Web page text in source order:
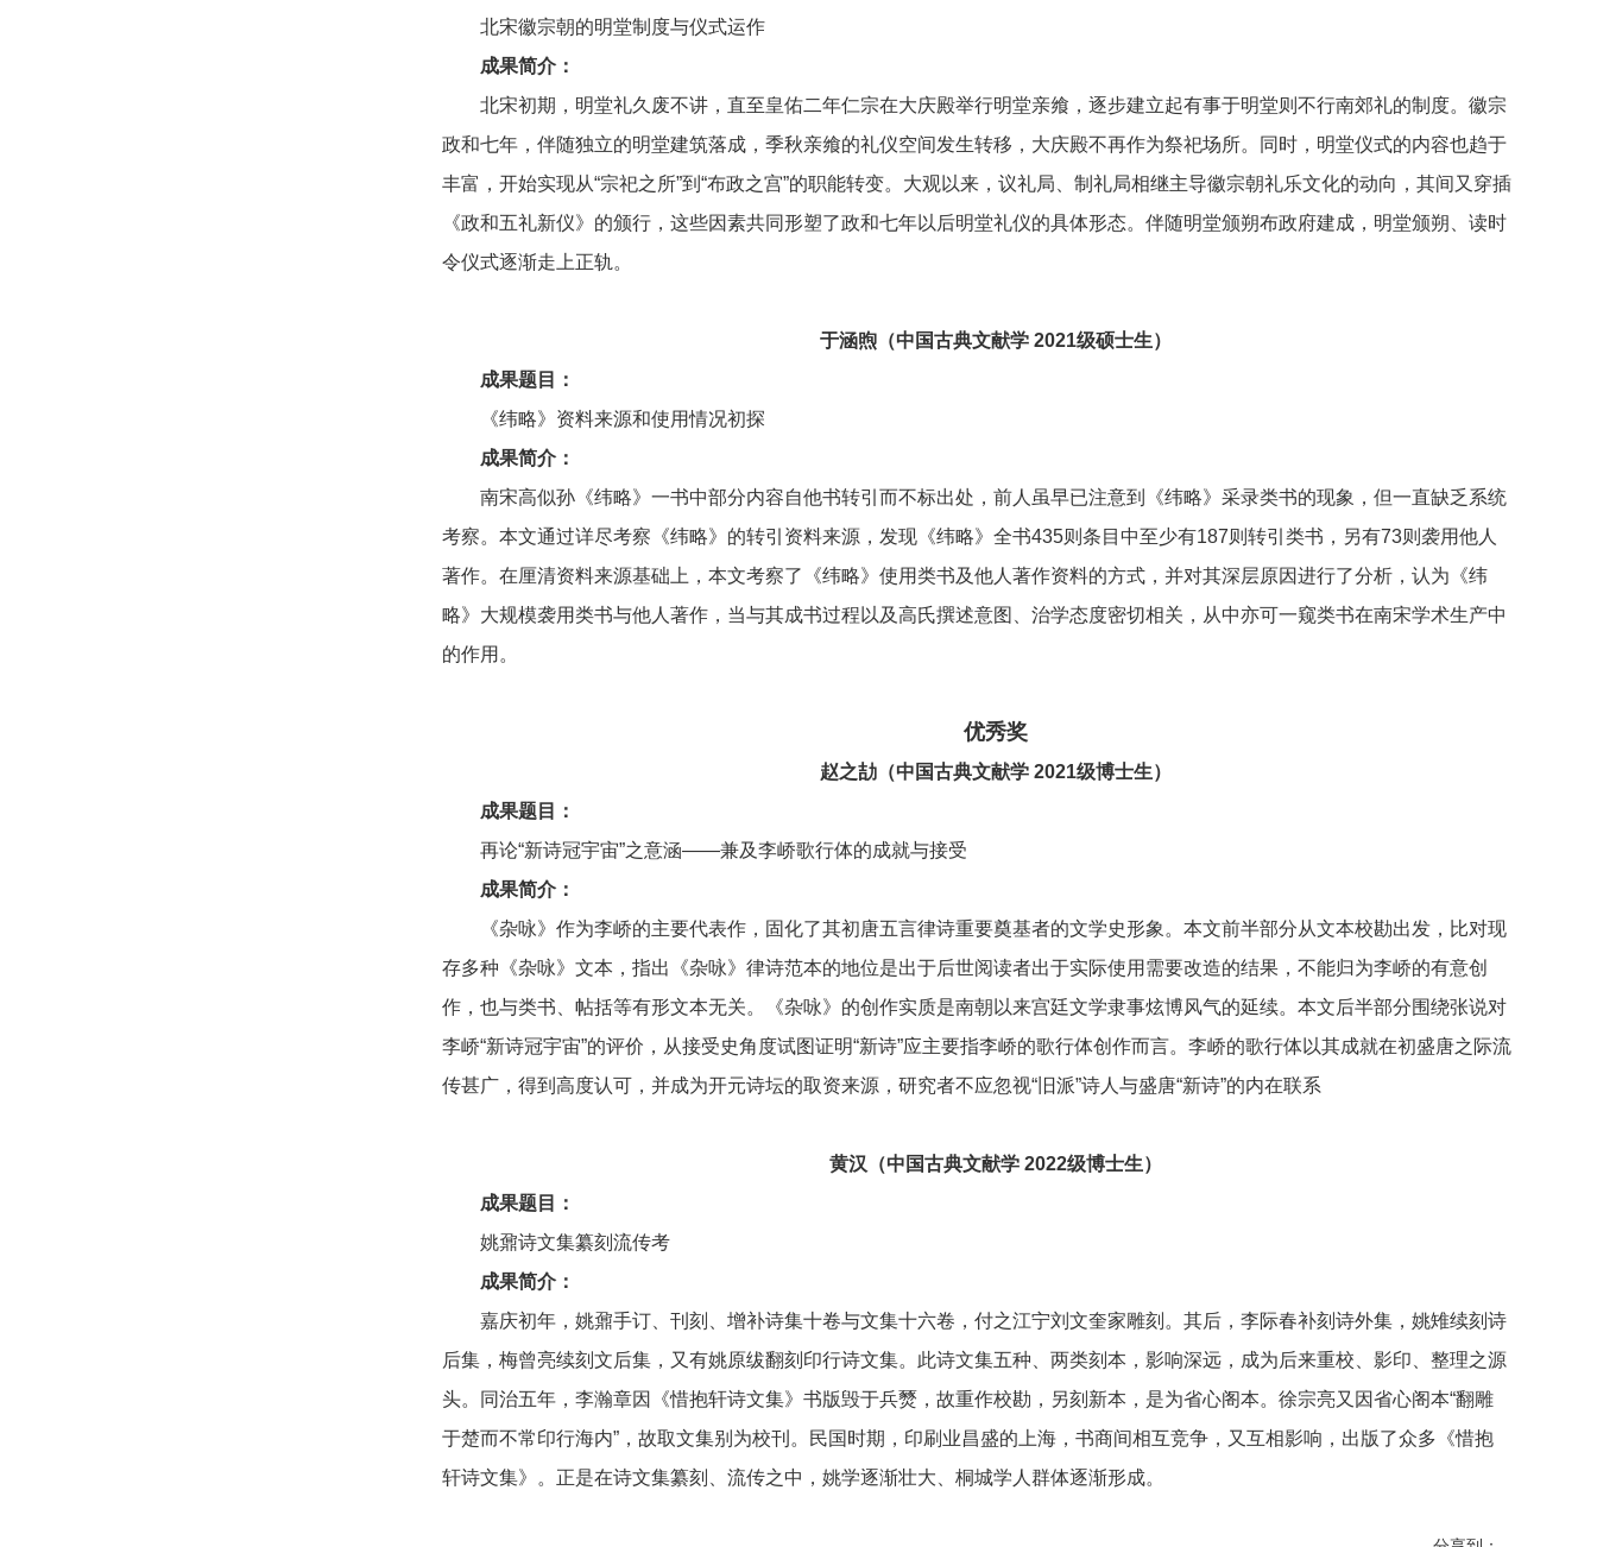
北宋徽宗朝的明堂制度与仪式运作
成果简介：
北宋初期，明堂礼久废不讲，直至皇佑二年仁宗在大庆殿举行明堂亲飨，逐步建立起有事于明堂则不行南郊礼的制度。徽宗
政和七年，伴随独立的明堂建筑落成，季秋亲飨的礼仪空间发生转移，大庆殿不再作为祭祀场所。同时，明堂仪式的内容也趋于
丰富，开始实现从“宗祀之所”到“布政之宫”的职能转变。大观以来，议礼局、制礼局相继主导徽宗朝礼乐文化的动向，其间又穿插
《政和五礼新仪》的颁行，这些因素共同形塑了政和七年以后明堂礼仪的具体形态。伴随明堂颁朔布政府建成，明堂颁朔、读时
令仪式逐渐走上正轨。
于涵煦 （中国古典文献学 2021级硕士生）
成果题目：
《纬略》资料来源和使用情况初探
成果简介：
南宋高似孙《纬略》一书中部分内容自他书转引而不标出处，前人虽早已注意到《纬略》采录类书的现象，但一直缺乏系统
考察。本文通过详尽考察《纬略》的转引资料来源，发现《纬略》全书435则条目中至少有187则转引类书，另有73则袭用他人
著作。在厘清资料来源基础上，本文考察了《纬略》使用类书及他人著作资料的方式，并对其深层原因进行了分析，认为《纬
略》大规模袭用类书与他人著作，当与其成书过程以及高氏撰述意图、治学态度密切相关，从中亦可一窥类书在南宋学术生产中
的作用。
优秀奖
赵之劼 （中国古典文献学 2021级博士生）
成果题目：
再论“新诗冠宇宙”之意涵——兼及李峤歌行体的成就与接受
成果简介：
《杂咏》作为李峤的主要代表作，固化了其初唐五言律诗重要奠基者的文学史形象。本文前半部分从文本校勘出发，比对现
存多种《杂咏》文本，指出《杂咏》律诗范本的地位是出于后世阅读者出于实际使用需要改造的结果，不能归为李峤的有意创
作，也与类书、帖括等有形文本无关。《杂咏》的创作实质是南朝以来宫廷文学隶事炫博风气的延续。本文后半部分围绕张说对
李峤“新诗冠宇宙”的评价，从接受史角度试图证明“新诗”应主要指李峤的歌行体创作而言。李峤的歌行体以其成就在初盛唐之际流
传甚广，得到高度认可，并成为开元诗坛的取资来源，研究者不应忽视“旧派”诗人与盛唐“新诗”的内在联系
黄汉 （中国古典文献学 2022级博士生）
成果题目：
姚鼐诗文集纂刻流传考
成果简介：
嘉庆初年，姚鼐手订、刊刻、增补诗集十卷与文集十六卷，付之江宁刘文奎家雕刻。其后，李际春补刻诗外集，姚雉续刻诗
后集，梅曾亮续刻文后集，又有姚原绂翻刻印行诗文集。此诗文集五种、两类刻本，影响深远，成为后来重校、影印、整理之源
头。同治五年，李瀚章因《惜抱轩诗文集》书版毁于兵燹，故重作校勘，另刻新本，是为省心阁本。徐宗亮又因省心阁本“翻雕
于楚而不常印行海内”，故取文集别为校刊。民国时期，印刷业昌盛的上海，书商间相互竞争，又互相影响，出版了众多《惜抱
轩诗文集》。正是在诗文集纂刻、流传之中，姚学逐渐壮大、桐城学人群体逐渐形成。